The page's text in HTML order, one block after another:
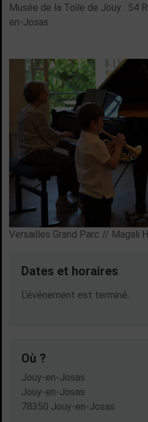
Musée de la Toile de Jouy : 54
en-Josas
Versailles Grand Parc // Magali
Dates et horaires
Dates en cours
L'événement est terminé.
Où ?
Jouy-en-Josas
Jouy-en-Josas
78350 Jouy-en-Josas